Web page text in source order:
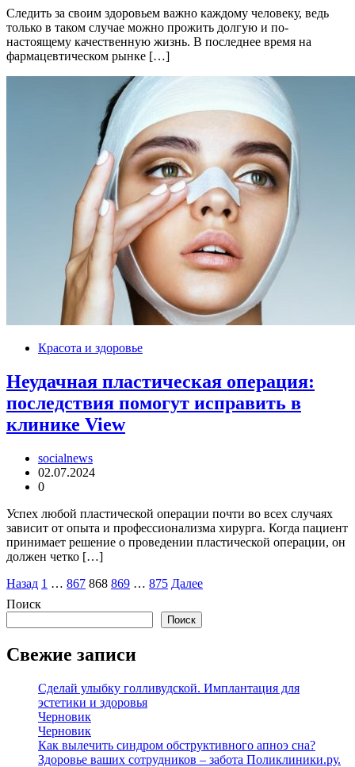
Следить за своим здоровьем важно каждому человеку, ведь
только в таком случае можно прожить долгую и по-
настоящему качественную жизнь. В последнее время на
фармацевтическом рынке […]
Красота и здоровье
Неудачная пластическая операция:
последствия помогут исправить в
клинике View
socialnews
02.07.2024
0
Успех любой пластической операции почти во всех случаях
зависит от опыта и профессионализма хирурга. Когда пациент
принимает решение о проведении пластической операции, он
должен четко […]
Пагинация
записей
Назад 1 … 867 868 869 … 875 Далее
Поиск
Поиск
Свежие записи
Сделай улыбку голливудской. Имплантация для
эстетики и здоровья
Черновик
Черновик
Как вылечить синдром обструктивного апноэ сна?
Здоровье ваших сотрудников – забота Поликлиники.ру.